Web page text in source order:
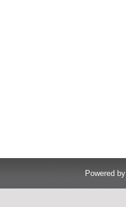
Powered by